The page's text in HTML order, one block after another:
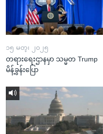
၁၅ မတ္၊ ၂၀၂၅
တရားရေးဌာနမှာ သမ္မတ Trump
မိန့်ခွန်းပြော